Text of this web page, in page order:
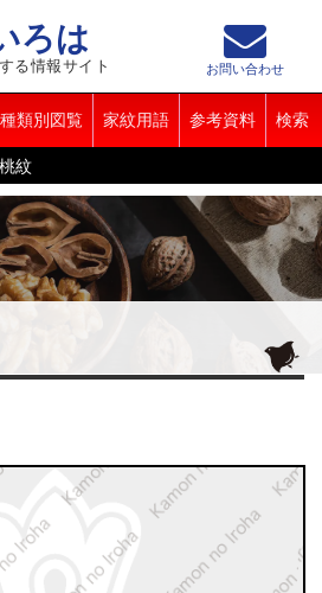
ろは
る情報サイト
種類別図覧 家紋用語 参考資料 検索
お問い合わせ
紋